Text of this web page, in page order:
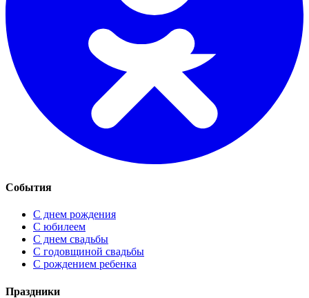
События
С днем рождения
С юбилеем
С днем свадьбы
С годовщиной свадьбы
С рождением ребенка
Праздники